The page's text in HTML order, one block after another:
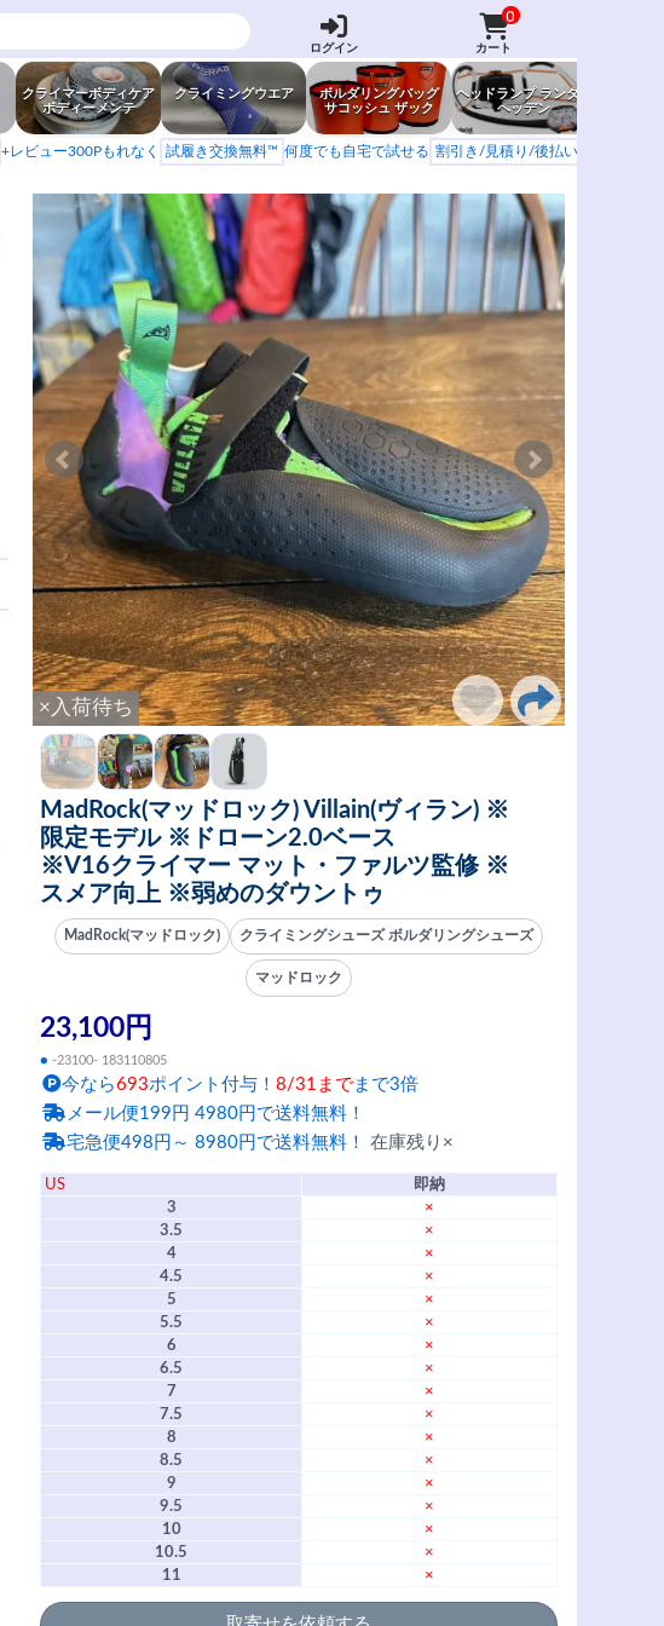
ログイン
0
カート
クライマーボディケア
ボディーメンテ
クライミングウエア
ボルダリングバッグ
サコッシュ ザック
ヘッドランプ ランタン
ヘッデン
+レビュー300Pもれなく 試履き交換無料™ 何度でも自宅で試せる 割引き/見積り/後払い
×入荷待ち
MadRock(マッドロック) Villain(ヴィラン) ※
限定モデル ※ドローン2.0ベース
※V16クライマー マット・ファルツ監修 ※
スメア向上 ※弱めのダウントゥ
MadRock(マッドロック) クライミングシューズ ボルダリングシューズ
マッドロック
23,100円
● -23100- 183110805
今なら693ポイント付与！ 8/31まで まで3倍
メール便199円 4980円で送料無料！
宅急便498円～ 8980円で送料無料！ 在庫残り×
US
即納
3
×
3.5
×
4
×
4.5
×
5
×
5.5
×
6
×
6.5
×
7
×
7.5
×
8
×
8.5
×
9
×
9.5
×
10
×
10.5
×
11
×